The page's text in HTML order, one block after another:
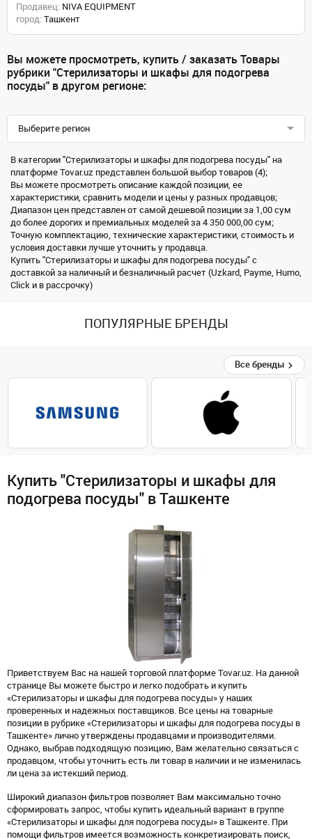
Продавец: NIVA EQUIPMENT
город: Ташкент
Вы можете просмотреть, купить / заказать Товары
рубрики "Стерилизаторы и шкафы для подогрева
посуды" в другом регионе:
Выберите регион
В категории "Стерилизаторы и шкафы для подогрева посуды" на
платформе Tovar.uz представлен большой выбор товаров (4);
Вы можете просмотреть описание каждой позиции, ее
характеристики, сравнить модели и цены у разных продавцов;
Диапазон цен представлен от самой дешевой позиции за 1,00 сум
до более дорогих и премиальных моделей за 4 350 000,00 сум;
Точную комплектацию, технические характеристики, стоимость и
условия доставки лучше уточнить у продавца.
Купить "Стерилизаторы и шкафы для подогрева посуды" с
доставкой за наличный и безналичный расчет (Uzkard, Payme, Humo,
Click и в рассрочку)
ПОПУЛЯРНЫЕ БРЕНДЫ
Все бренды
Купить "Стерилизаторы и шкафы для
подогрева посуды" в Ташкенте
Приветствуем Вас на нашей торговой платформе Tovar.uz. На данной
странице Вы можете быстро и легко подобрать и купить
«Стерилизаторы и шкафы для подогрева посуды» у наших
проверенных и надежных поставщиков. Все цены на товарные
позиции в рубрике «Стерилизаторы и шкафы для подогрева посуды в
Ташкенте» лично утверждены продавцами и производителями.
Однако, выбрав подходящую позицию, Вам желательно связаться с
продавцом, чтобы уточнить есть ли товар в наличии и не изменилась
ли цена за истекший период.
Широкий диапазон фильтров позволяет Вам максимально точно
сформировать запрос, чтобы купить идеальный вариант в группе
«Стерилизаторы и шкафы для подогрева посуды» в Ташкенте. При
помощи фильтров имеется возможность конкретизировать поиск,